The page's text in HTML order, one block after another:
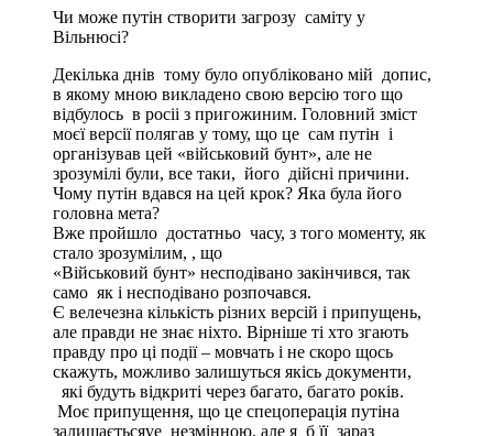
Чи може путін створити загрозу саміту у
Вільнюсі?
Декілька днів тому було опубліковано мій допис,
в якому мною викладено свою версію того що
відбулось в росіі з пригожиним. Головний зміст
моєї версії полягав у тому, що це сам путін і
організував цей «військовий бунт», але не
зрозумілі були, все таки, його дійсні причини.
Чому путін вдався на цей крок? Яка була його
головна мета?
Вже пройшло достатньо часу, з того моменту, як
стало зрозумілим, , що
«Військовий бунт» несподівано закінчився, так
само як і несподівано розпочався.
Є велечезна кількість різних версій і припущень,
але правди не знає ніхто. Вірніше ті хто згають
правду про ці події – мовчать і не скоро щось
скажуть, можливо залишуться якісь документи,
які будуть відкриті через багато, багато років.
Моє припущення, що це спецоперація путіна
залишаєтьсяуе незмінною, але я б її зараз